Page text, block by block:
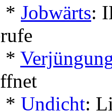
* Jobwärts:
*
* Undicht: